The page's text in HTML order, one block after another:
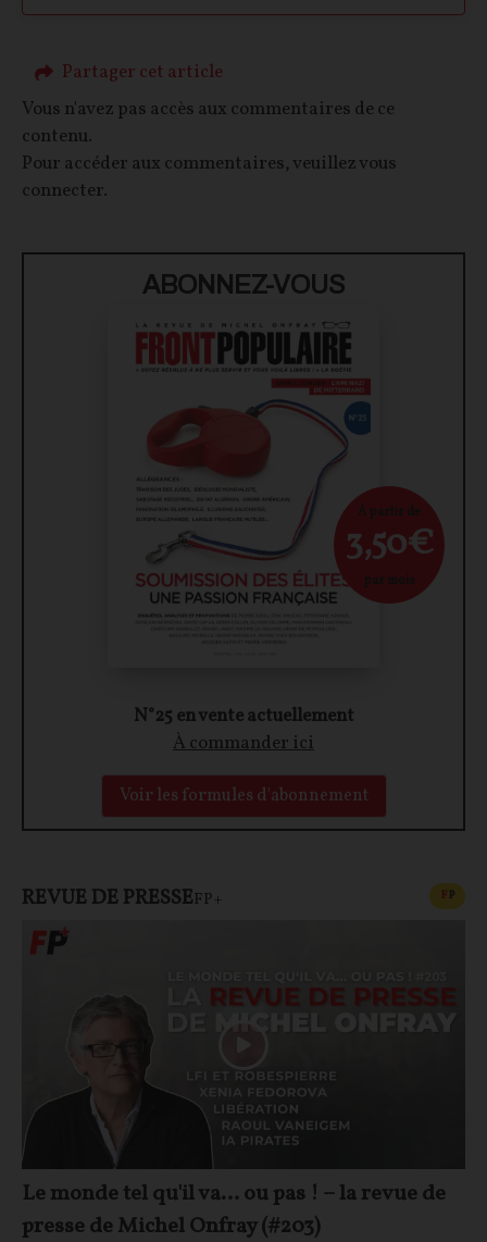
Partager cet article
Vous n'avez pas accès aux commentaires de ce
contenu.
Pour accéder aux commentaires, veuillez vous
connecter.
ABONNEZ-VOUS
N°25 en vente actuellement
À commander ici
Voir les formules d'abonnement
À partir de
3,50€
par mois
REVUE DE PRESSEFP+ FP
Le monde tel qu'il va… ou pas ! – la revue de
presse de Michel Onfray (#203)